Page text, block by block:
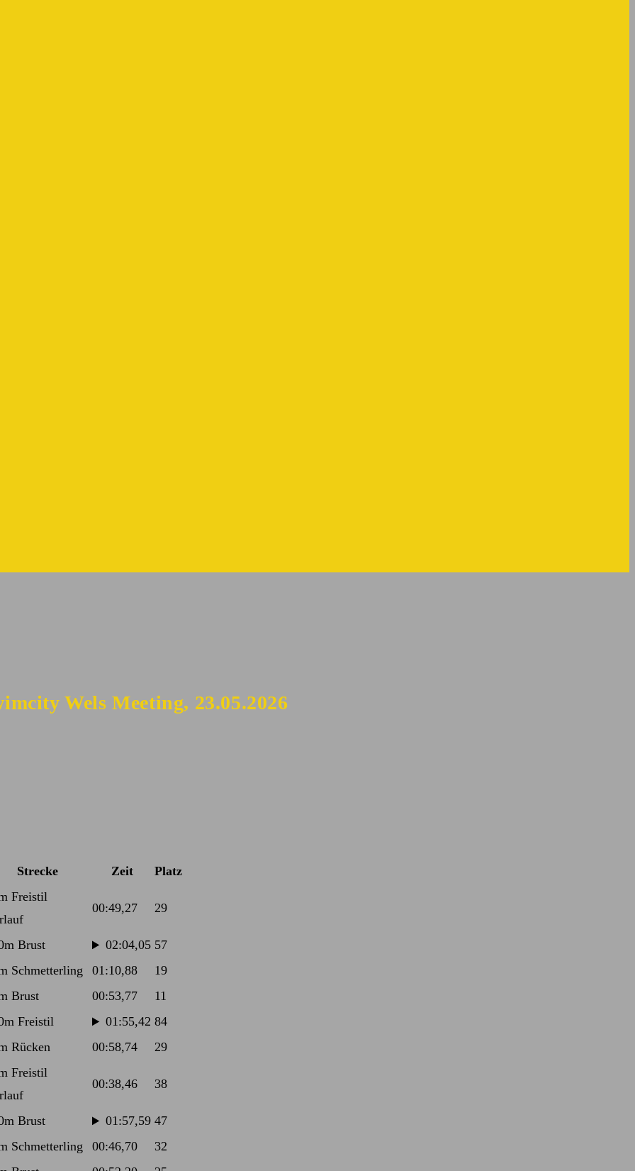
Wels Meeting, 23.05.2026
Strecke Zeit Platz
Freistil
00:49,27 29
Brust 02:04,05 57
Schmetterling 01:10,88
19
Brust 00:53,77
11
Freistil 01:55,42 84
Rücken 00:58,74 29
Freistil
00:38,46 38
Brust 01:57,59 47
Schmetterling 00:46,70
32